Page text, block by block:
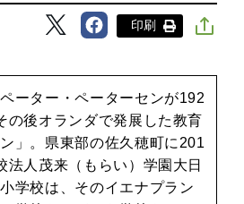
印刷
ーター・ペーターセンが192
の後オランダで発展した教育
」。県東部の佐久穂町に201
法人茂来（もらい）学園大日
学校は、そのイエナプラン